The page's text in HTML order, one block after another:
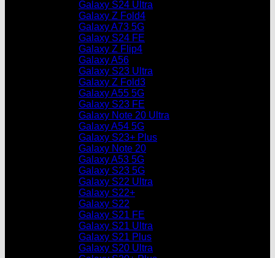
Galaxy S24 Ultra
Galaxy Z Fold4
Galaxy A73 5G
Galaxy S24 FE
Galaxy Z Flip4
Galaxy A56
Galaxy S23 Ultra
Galaxy Z Fold3
Galaxy A55 5G
Galaxy S23 FE
Galaxy Note 20 Ultra
Galaxy A54 5G
Galaxy S23+ Plus
Galaxy Note 20
Galaxy A53 5G
Galaxy S23 5G
Galaxy S22 Ultra
Galaxy S22+
Galaxy S22
Galaxy S21 FE
Galaxy S21 Ultra
Galaxy S21 Plus
Galaxy S20 Ultra